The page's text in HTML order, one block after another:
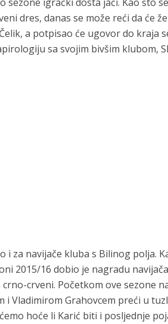
dres, danas se može reći da će
a potpisao će ugovor do kraja
sa svojim bivšim klubom,
za navijače kluba s Bilinog polja.
2015/16 dobio je nagradu
crveni. Početkom ove sezone
Vladimirom Grahovcem preći u
hoće li Karić biti i posljednje